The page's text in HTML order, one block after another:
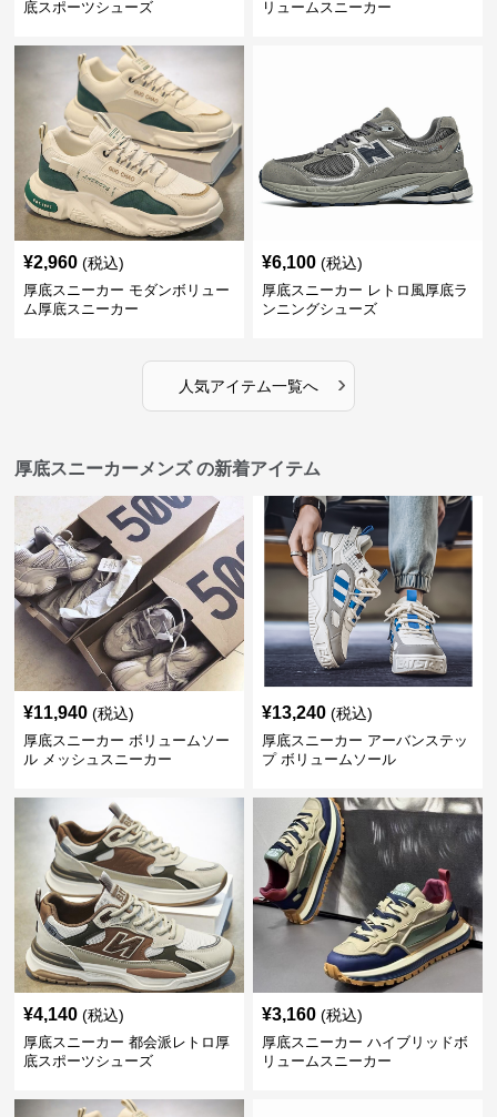
底スポーツシューズ
リュームスニーカー
¥2,960 (税込)
厚底スニーカー モダンボリュー
ム厚底スニーカー
¥6,100 (税込)
厚底スニーカー レトロ風厚底ラ
ンニングシューズ
人気アイテム一覧へ ›
厚底スニーカーメンズ の新着アイテム
¥11,940 (税込)
厚底スニーカー ボリュームソー
ル メッシュスニーカー
¥13,240 (税込)
厚底スニーカー アーバンステッ
プ ボリュームソール
¥4,140 (税込)
厚底スニーカー 都会派レトロ厚
底スポーツシューズ
¥3,160 (税込)
厚底スニーカー ハイブリッドボ
リュームスニーカー